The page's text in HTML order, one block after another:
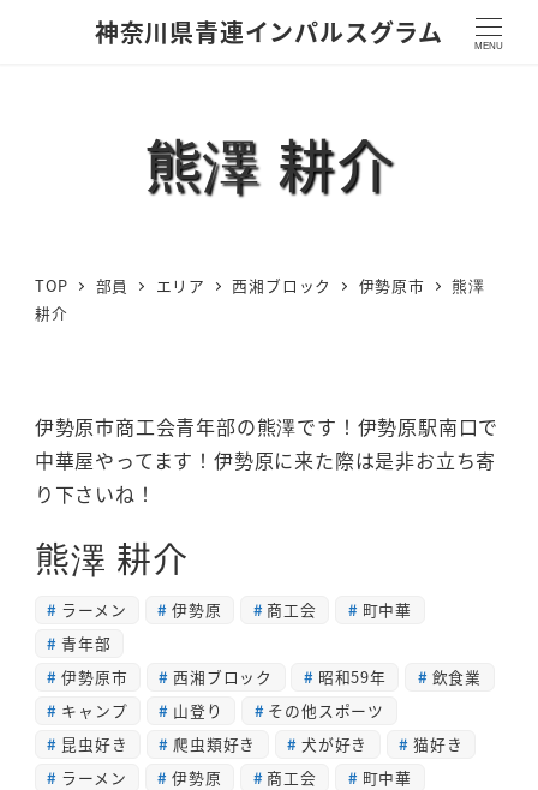
神奈川県青連インパルスグラム MENU
熊澤 耕介
TOP 部員 エリア 西湘ブロック 伊勢原市
熊澤
耕介
伊勢原市商工会青年部の熊澤です！伊勢原駅南口で
中華屋やってます！伊勢原に来た際は是非お立ち寄
り下さいね！
熊澤 耕介
ラーメン 伊勢原 商工会
町中華
青年部
伊勢原市
西湘ブロック 昭和59年
飲食業
キャンプ
山登り
その他スポーツ
昆虫好き
爬虫類好き 犬が好き
猫好き
ラーメン
伊勢原 商工会
町中華